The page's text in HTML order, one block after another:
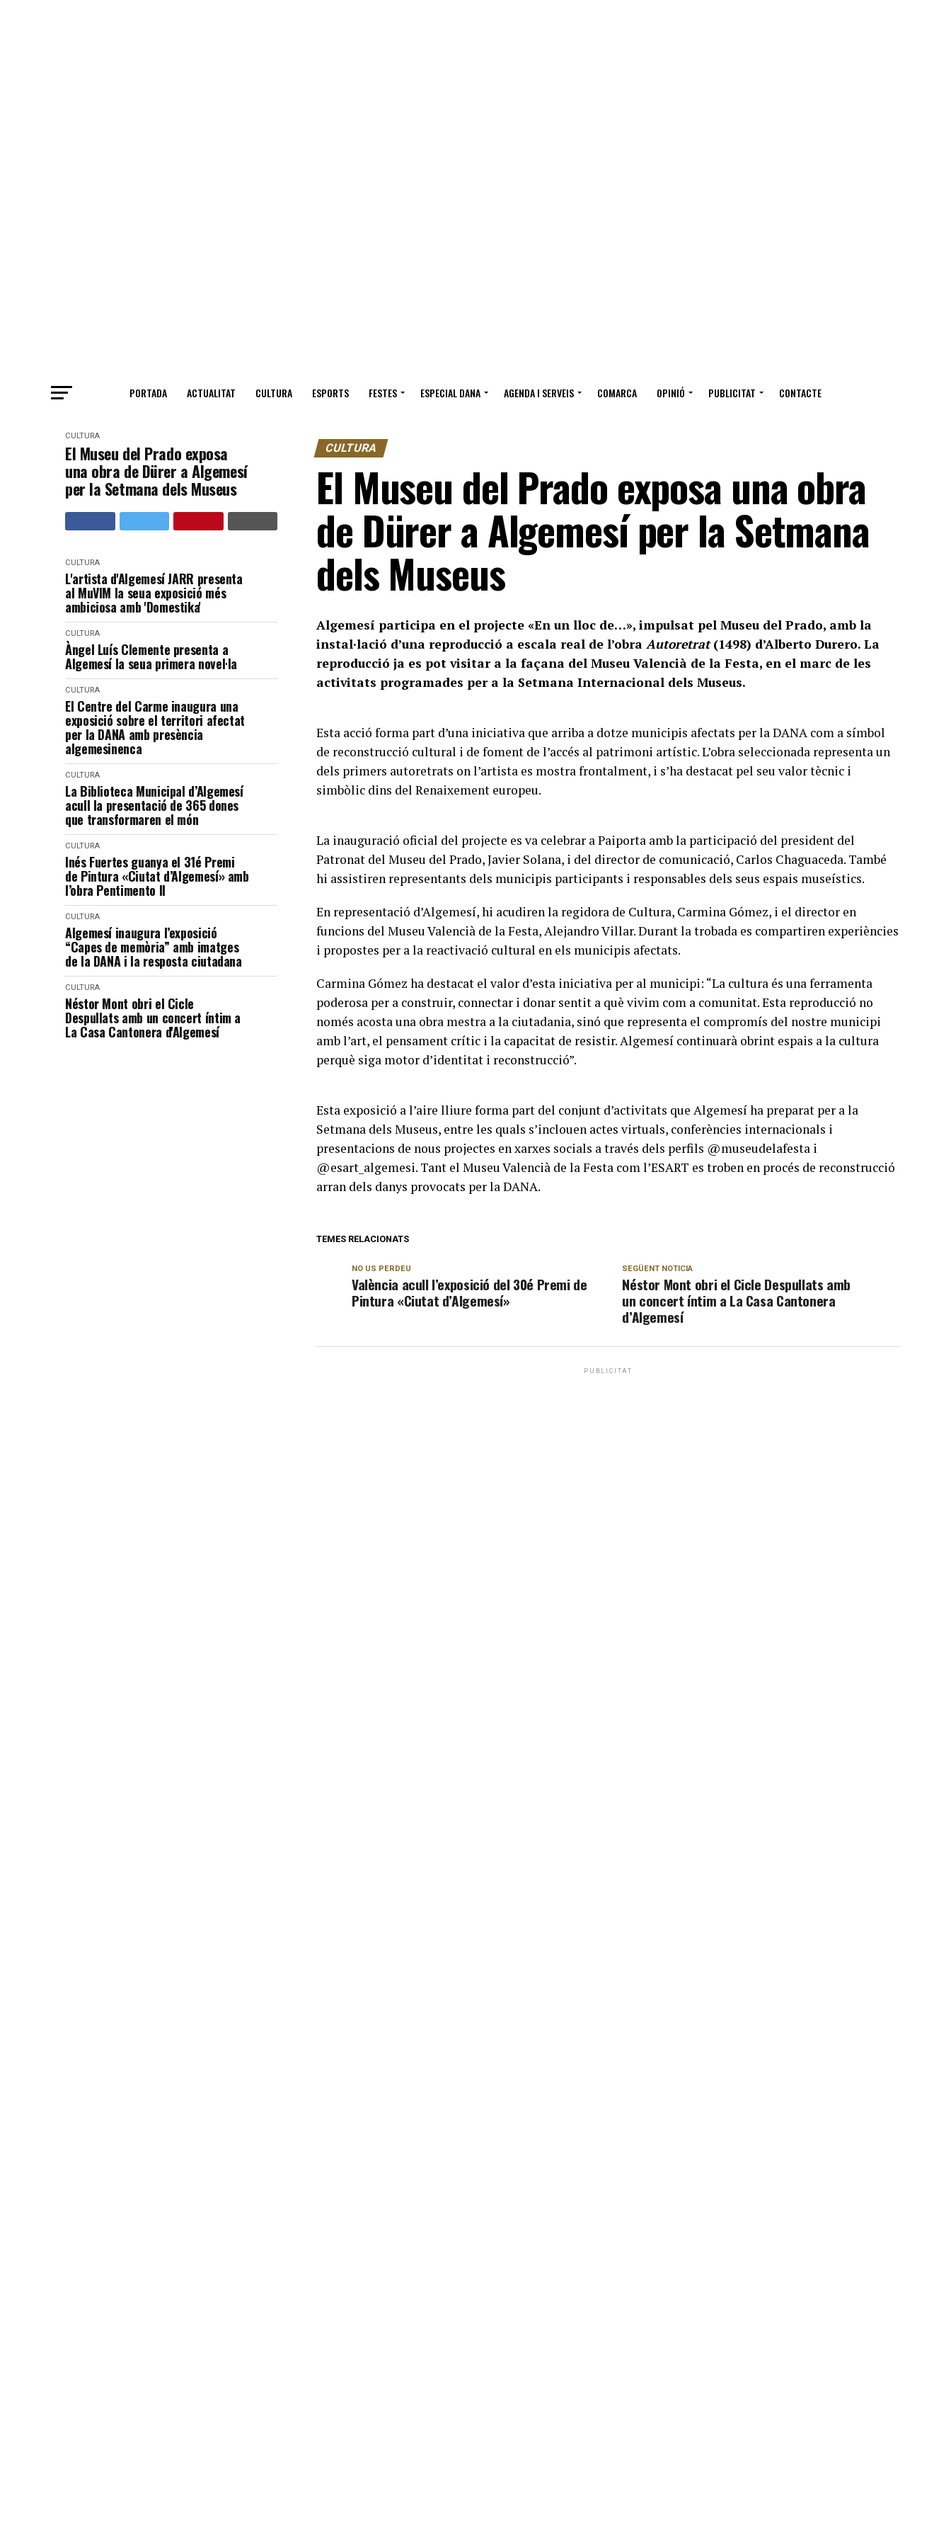
PORTADA ACTUALITAT CULTURA ESPORTS FESTES ESPECIAL DANA AGENDA I SERVEIS COMARCA OPINIÓ PUBLICITAT CONTACTE
CULTURA
El Museu del Prado exposa
una obra de Dürer a Algemesí
per la Setmana dels Museus
CULTURA
L'artista d'Algemesí JARR presenta
al MuVIM la seua exposició més
ambiciosa amb 'Domestika'
CULTURA
Àngel Luís Clemente presenta a
Algemesí la seua primera novel·la
CULTURA
El Centre del Carme inaugura una
exposició sobre el territori afectat
per la DANA amb presència
algemesinenca
CULTURA
La Biblioteca Municipal d’Algemesí
acull la presentació de 365 dones
que transformaren el món
CULTURA
Inés Fuertes guanya el 31é Premi
de Pintura «Ciutat d’Algemesí» amb
l’obra Pentimento II
CULTURA
Algemesí inaugura l’exposició
“Capes de memòria” amb imatges
de la DANA i la resposta ciutadana
CULTURA
Néstor Mont obri el Cicle
Despullats amb un concert íntim a
La Casa Cantonera d'Algemesí
CULTURA
El Museu del Prado exposa una obra
de Dürer a Algemesí per la Setmana
dels Museus
Algemesí participa en el projecte «En un lloc de…», impulsat pel Museu del Prado, amb la
instal·lació d’una reproducció a escala real de l’obra Autoretrat(1498) d’Alberto Durero. La
reproducció ja es pot visitar a la façana del Museu Valencià de la Festa, en el marc de les
activitats programades per a la Setmana Internacional dels Museus.
Esta acció forma part d’una iniciativa que arriba a dotze municipis afectats per la DANA com a símbol
de reconstrucció cultural i de foment de l’accés al patrimoni artístic. L’obra seleccionada representa un
dels primers autoretrats on l’artista es mostra frontalment, i s’ha destacat pel seu valor tècnic i
simbòlic dins del Renaixement europeu.
La inauguració oficial del projecte es va celebrar a Paiporta amb la participació del president del
Patronat del Museu del Prado, Javier Solana, i del director de comunicació, Carlos Chaguaceda. També
hi assistiren representants dels municipis participants i responsables dels seus espais museístics.
En representació d’Algemesí, hi acudiren la regidora de Cultura, Carmina Gómez, i el director en
funcions del Museu Valencià de la Festa, Alejandro Villar. Durant la trobada es compartiren experiències
i propostes per a la reactivació cultural en els municipis afectats.
Carmina Gómez ha destacat el valor d’esta iniciativa per al municipi: “La cultura és una ferramenta
poderosa per a construir, connectar i donar sentit a què vivim com a comunitat. Esta reproducció no
només acosta una obra mestra a la ciutadania, sinó que representa el compromís del nostre municipi
amb l’art, el pensament crític i la capacitat de resistir. Algemesí continuarà obrint espais a la cultura
perquè siga motor d’identitat i reconstrucció”.
Esta exposició a l’aire lliure forma part del conjunt d’activitats que Algemesí ha preparat per a la
Setmana dels Museus, entre les quals s’inclouen actes virtuals, conferències internacionals i
presentacions de nous projectes en xarxes socials a través dels perfils @museudelafesta i
@esart_algemesi. Tant el Museu Valencià de la Festa com l’ESART es troben en procés de reconstrucció
arran dels danys provocats per la DANA.
TEMES RELACIONATS
SEGÜENT NOTICIA
Néstor Mont obri el Cicle Despullats amb
un concert íntim a La Casa Cantonera
d’Algemesí
NO US PERDEU
València acull l’exposició del 30é Premi de
Pintura «Ciutat d’Algemesí»
PUBLICITAT